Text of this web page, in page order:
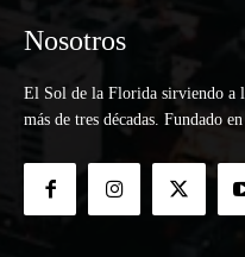
Nosotros
El Sol de la Florida sirviendo a
más de tres décadas. Fundado